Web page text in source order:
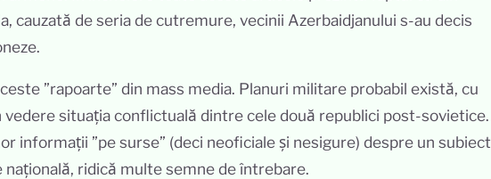
cauzată de seria de cutremure, vecinii Azerbaidjanului s-au decis
”rapoarte” din mass media. Planuri militare probabil există, cu
vedere situația conflictuală dintre cele două republici post-sovietice.
informații ”pe surse” (deci neoficiale și nesigure) despre un subiect
ridică multe semne de întrebare.